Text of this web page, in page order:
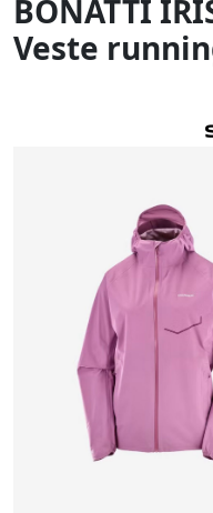
BONATTI
Veste